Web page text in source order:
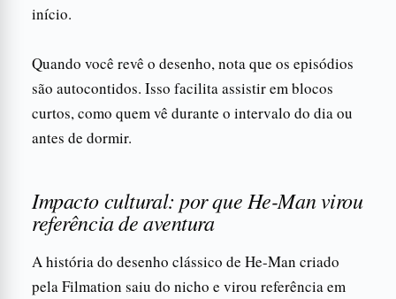
início.
Quando você revê o desenho, nota que os episódios
são autocontidos. Isso facilita assistir em blocos
curtos, como quem vê durante o intervalo do dia ou
antes de dormir.
Impacto cultural: por que He-Man virou
referência de aventura
A história do desenho clássico de He-Man criado
pela Filmation saiu do nicho e virou referência em